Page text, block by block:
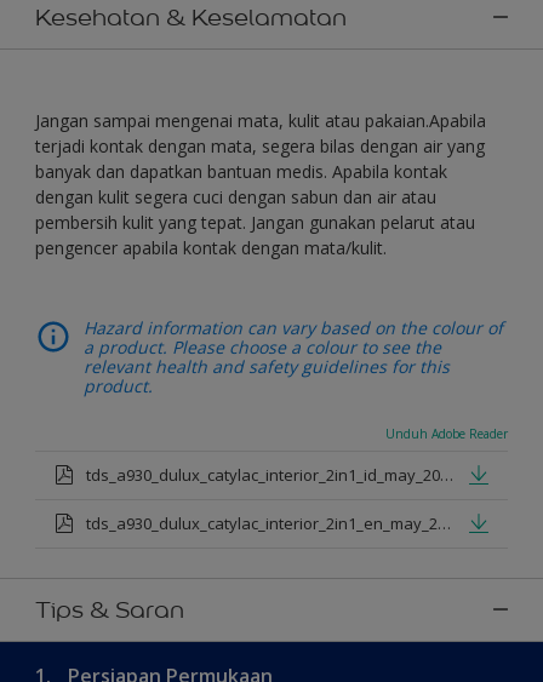
Kesehatan & Keselamatan
Jangan sampai mengenai mata, kulit atau pakaian.Apabila
terjadi kontak dengan mata, segera bilas dengan air yang
banyak dan dapatkan bantuan medis. Apabila kontak
dengan kulit segera cuci dengan sabun dan air atau
pembersih kulit yang tepat. Jangan gunakan pelarut atau
pengencer apabila kontak dengan mata/kulit.
Hazard information can vary based on the colour of
a product. Please choose a colour to see the
relevant health and safety guidelines for this
product.
Unduh Adobe Reader
tds_a930_dulux_catylac_interior_2in1_id_may_2025.pdf
tds_a930_dulux_catylac_interior_2in1_en_may_2025.pdf
Tips & Saran
1. Persiapan Permukaan